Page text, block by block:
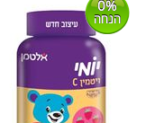
0%
הנחה